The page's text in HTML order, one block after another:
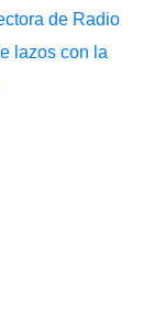
de Radio
lazos con la